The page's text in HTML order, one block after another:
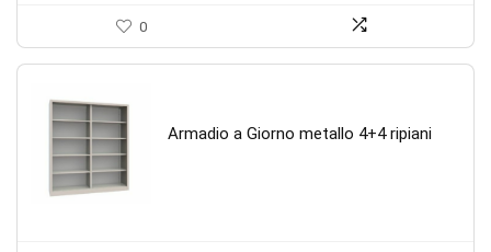
0
Armadio a Giorno metallo 4+4 ripiani